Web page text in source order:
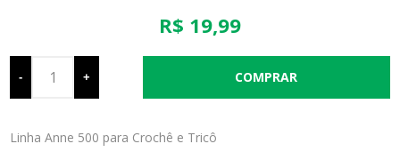
R$ 19,99
- +
Linha Anne 500 para Crochê e Tricô